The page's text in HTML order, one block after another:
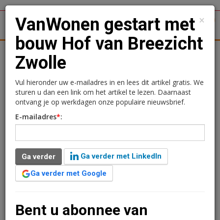
Woningmarkt
VanWonen gestart met
bouw Hof van Breezicht
Zwolle
Sandra Lissenberg
6 juli 2020 om 10:00
2 minuten leestijd
In Zwolle is men gestart met de bouw van de eerste 35
De voorverkoop van 56 woningen in de tweede fase is
×
VanWonen gestart met
bouw Hof van Breezicht
Zwolle
Vul hieronder uw e-mailadres in en lees dit artikel gratis. We
sturen u dan een link om het artikel te lezen. Daarnaast
ontvang je op werkdagen onze populaire nieuwsbrief.
E-mailadres*:
Ga verder
Ga verder met LinkedIn
Ga verder met Google
Bent u abonnee van